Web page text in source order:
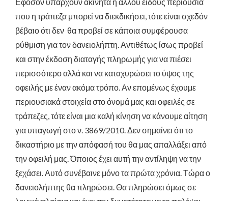
που η τράπεζα μπορεί να διεκδικήσει, τότε είναι σχεδόν
βέβαιο ότι δεν θα προβεί σε κάποια συμφέρουσα
ρύθμιση για τον δανειολήπτη. Αντιθέτως ίσως προβεί
και στην έκδοση διαταγής πληρωμής για να πιέσει
περισσότερο αλλά και να καταχυρώσει το ύψος της
οφειλής με έναν ακόμα τρόπο. Αν επομένως έχουμε
περιουσιακά στοιχεία στο όνομά μας και οφειλές σε
τράπεζες, τότε είναι μια καλή κίνηση να κάνουμε αίτηση
για υπαγωγή στο ν. 3869/2010. Δεν σημαίνει ότι το
δικαστήριο με την απόφασή του θα μας απαλλάξει από
την οφειλή μας. Όποιος έχει αυτή την αντίληψη να την
ξεχάσει. Αυτό συνέβαινε μόνο τα πρώτα χρόνια. Τώρα ο
δανειολήπτης θα πληρώσει. Θα πληρώσει όμως σε